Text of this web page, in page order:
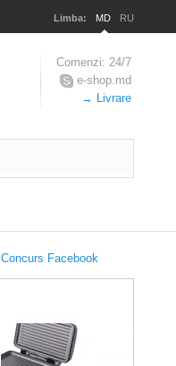
Limba: MD RU
Comenzi: 24/7
e-shop.md
→ Livrare
Concurs Facebook